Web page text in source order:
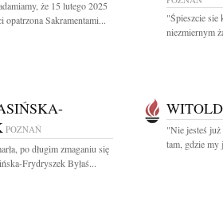
że 15 lutego 2025
opatrzona Sakramentami...
"Śpieszcie sie
niezmiernym
POZNAŃ
po długim zmaganiu się
Frydryszek Byłaś...
"Nie jesteś już
tam, gdzie